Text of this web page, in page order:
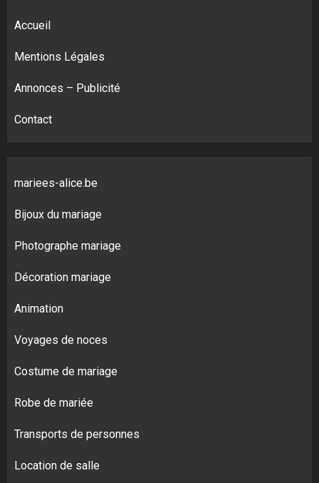
Accueil
Mentions Légales
Annonces – Publicité
Contact
mariees-alice.be
Bijoux du mariage
Photographe mariage
Décoration mariage
Animation
Voyages de noces
Costume de mariage
Robe de mariée
Transports de personnes
Location de salle